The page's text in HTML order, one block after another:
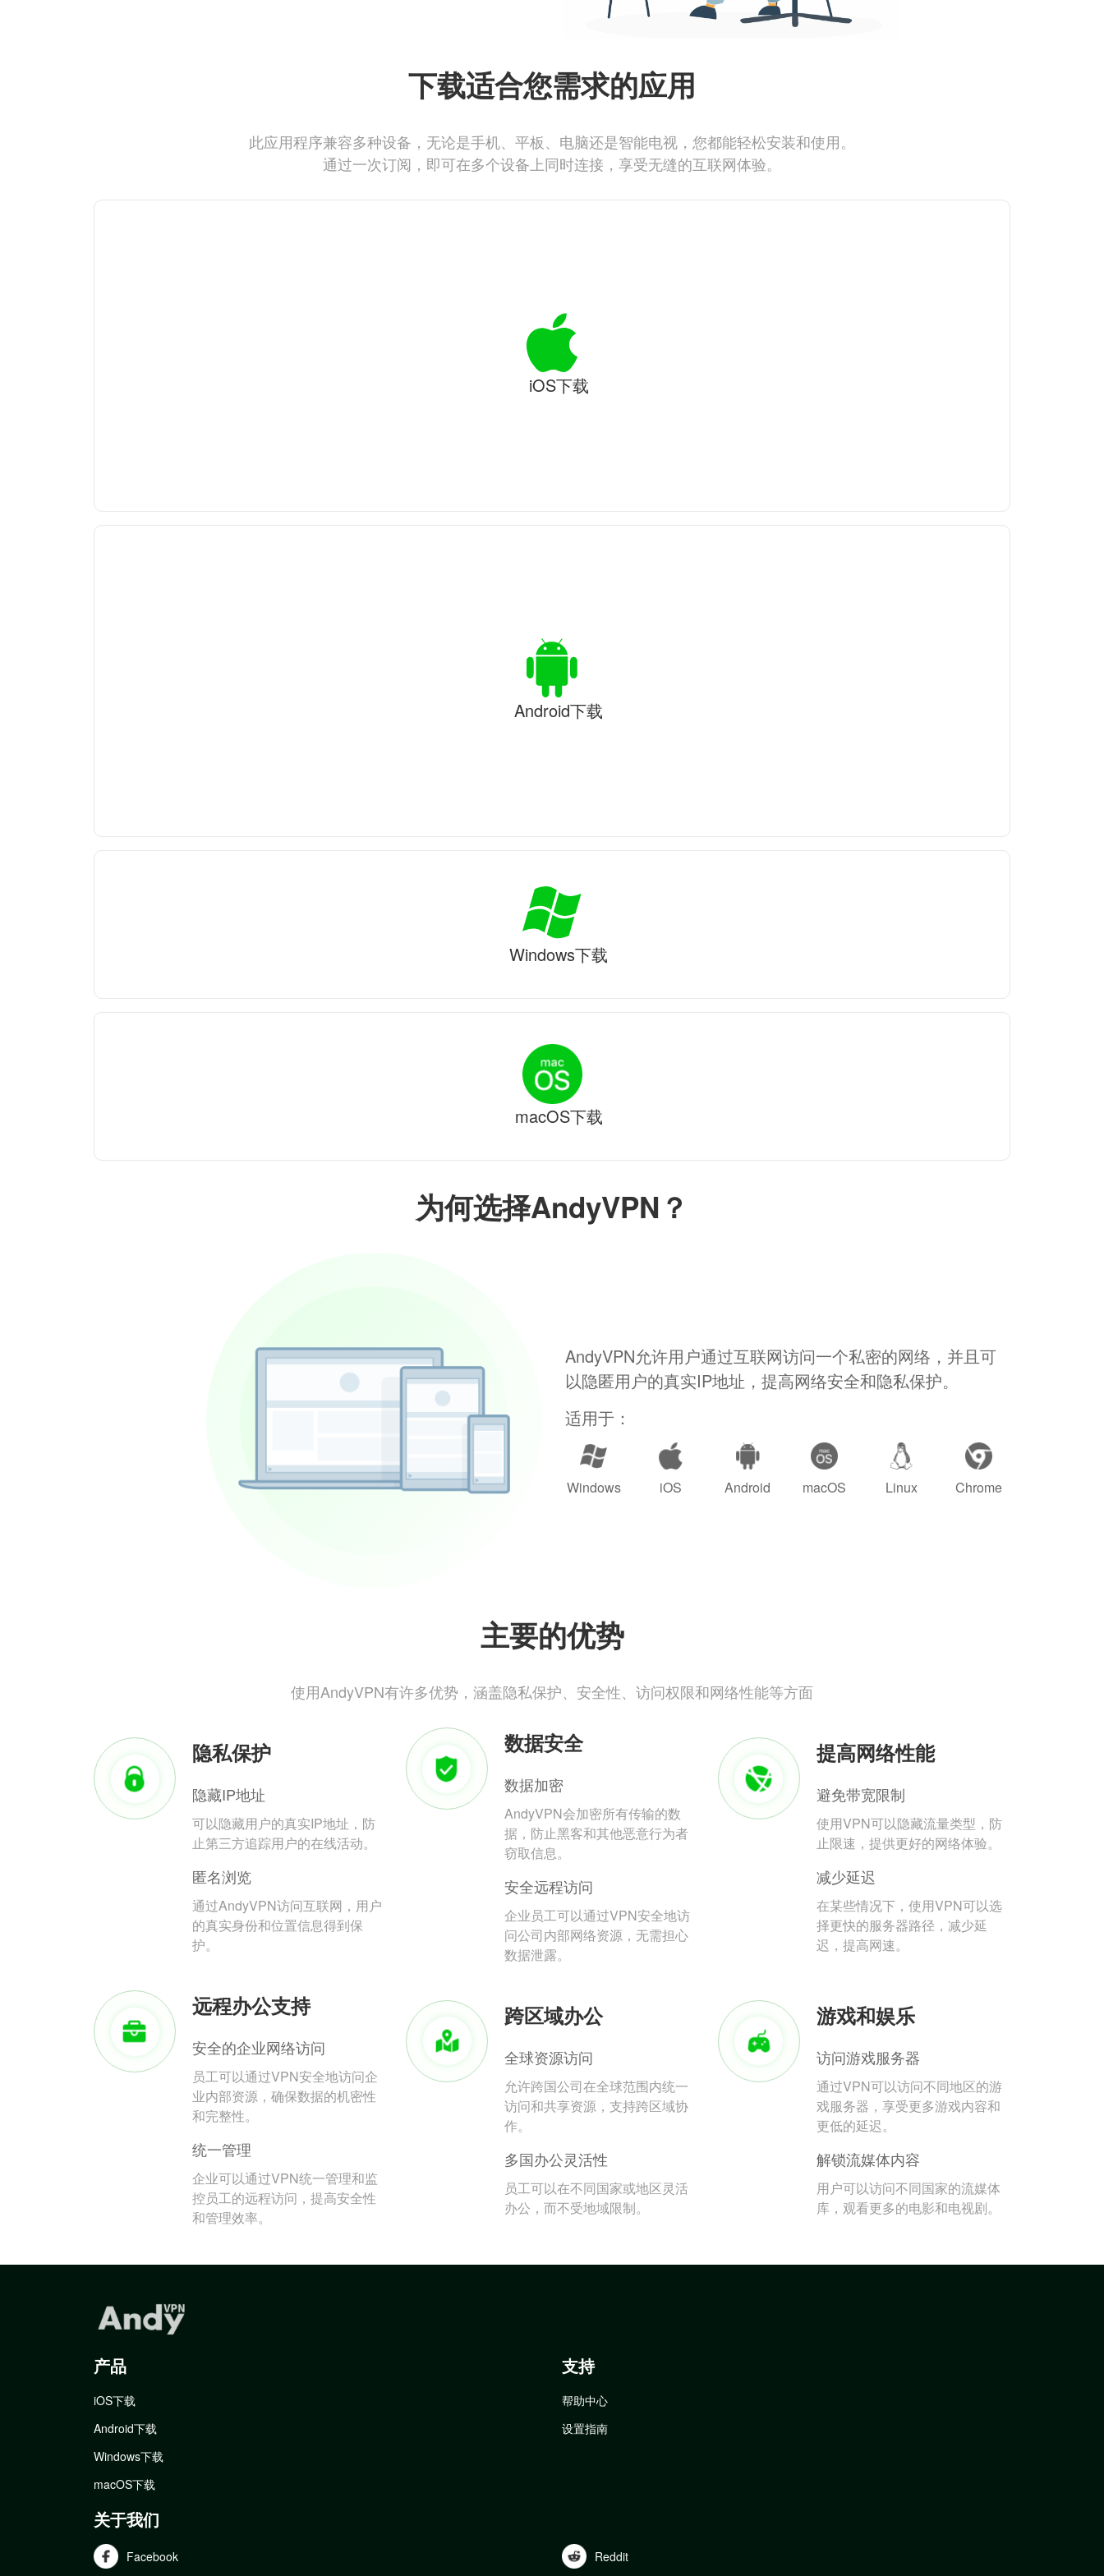
为何选择AndyVPN？
AndyVPN允许用户通过互联网访问一个私密的网络，并且可
以隐匿用户的真实IP地址，提高网络安全和隐私保护。
适用于：
Windows iOS Android macOS Linux Chrome
主要的优势
使用AndyVPN有许多优势，涵盖隐私保护、安全性、访问权限和网络性能等方面
隐私保护
隐藏IP地址
可以隐藏用户的真实IP地址，防
止第三方追踪用户的在线活动。
匿名浏览
通过AndyVPN访问互联网，用户
的真实身份和位置信息得到保
护。
数据安全
数据加密
AndyVPN会加密所有传输的数
据，防止黑客和其他恶意行为者
窃取信息。
安全远程访问
企业员工可以通过VPN安全地访
问公司内部网络资源，无需担心
数据泄露。
提高网络性能
避免带宽限制
使用VPN可以隐藏流量类型，防
止限速，提供更好的网络体验。
减少延迟
在某些情况下，使用VPN可以选
择更快的服务器路径，减少延
迟，提高网速。
远程办公支持
安全的企业网络访问
员工可以通过VPN安全地访问企
业内部资源，确保数据的机密性
和完整性。
统一管理
企业可以通过VPN统一管理和监
控员工的远程访问，提高安全性
和管理效率。
跨区域办公
全球资源访问
允许跨国公司在全球范围内统一
访问和共享资源，支持跨区域协
作。
多国办公灵活性
员工可以在不同国家或地区灵活
办公，而不受地域限制。
游戏和娱乐
访问游戏服务器
通过VPN可以访问不同地区的游
戏服务器，享受更多游戏内容和
更低的延迟。
解锁流媒体内容
用户可以访问不同国家的流媒体
库，观看更多的电影和电视剧。
下载适合您需求的应用
此应用程序兼容多种设备，无论是手机、平板、电脑还是智能电视，您都能轻松安装和使用。
通过一次订阅，即可在多个设备上同时连接，享受无缝的互联网体验。
iOS下载
Android下载
Windows下载
macOS下载
产品
iOS下载
Android下载
Windows下载
macOS下载
支持
帮助中心
设置指南
关于我们
Facebook Reddit